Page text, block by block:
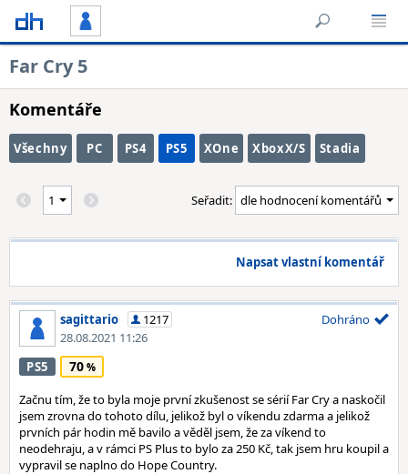
Far Cry 5
Komentáře
Všechny PC PS4 PS5 XOne XboxX/S Stadia
Seřadit:
Napsat vlastní komentář
sagittario
1217
28.08.2021 11:26
Dohráno
PS5 70
Začnu tím, že to byla moje první zkušenost se sérií Far Cry a naskočil
jsem zrovna do tohoto dílu, jelikož byl o víkendu zdarma a jelikož
prvních pár hodin mě bavilo a věděl jsem, že za víkend to
neodehraju, a v rámci PS Plus to bylo za 250 Kč, tak jsem hru koupil a
vypravil se naplno do Hope Country.